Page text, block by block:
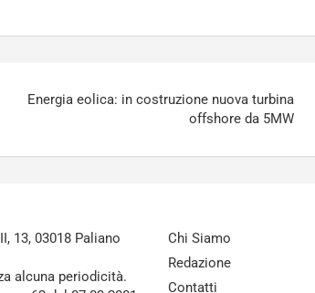
Energia eolica: in costruzione nuova turbina
offshore da 5MW
13, 03018 Paliano
alcuna periodicità.
Chi Siamo
Redazione
Contatti